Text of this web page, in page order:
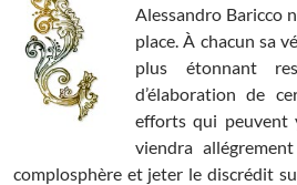
Alessandro Baricco
place. À chacun sa
plus étonnant
d’élaboration de
efforts qui peuvent
viendra
complosphère et jeter le discrédit